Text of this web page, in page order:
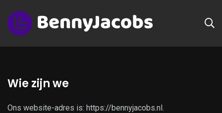
Wie zijn we
Ons website-adres is: https://bennyjacobs.nl.